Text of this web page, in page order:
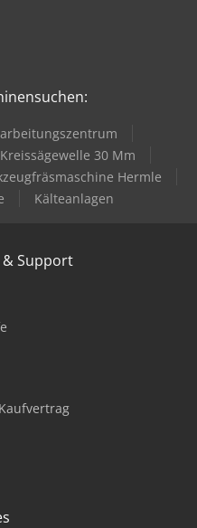
Kreissägewelle 30 Mm
Hermle
Kälteanlagen
& Support